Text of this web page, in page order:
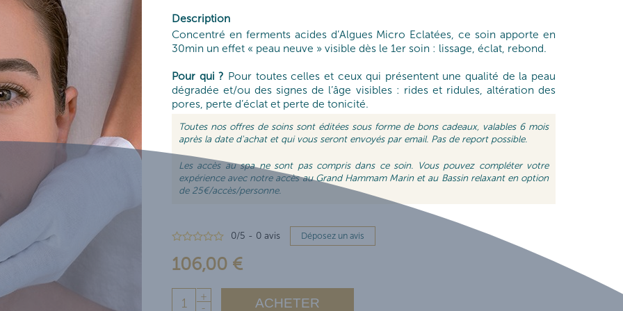
ET JEUNE MAMAN
Description
Concentré en ferments acides d’Algues Micro Eclatées, ce soin apporte en
30min un effet « peau neuve » visible dès le 1er soin : lissage, éclat, rebond.
Pour qui ? Pour toutes celles et ceux qui présentent une qualité de la peau
dégradée et/ou des signes de l’âge visibles : rides et ridules, altération des
pores, perte d’éclat et perte de tonicité.
Toutes nos offres de soins sont éditées sous forme de bons cadeaux, valables 6 mois
après la date d'achat et qui vous seront envoyés par email. Pas de report possible.
Les accès au spa ne sont pas compris dans ce soin. Vous pouvez compléter votre
expérience avec notre accès au Grand Hammam Marin et au Bassin relaxant en option
de 25€/accès/personne.
0/5 - 0 avis Déposez un avis
106,00 €
+
-
ACHETER